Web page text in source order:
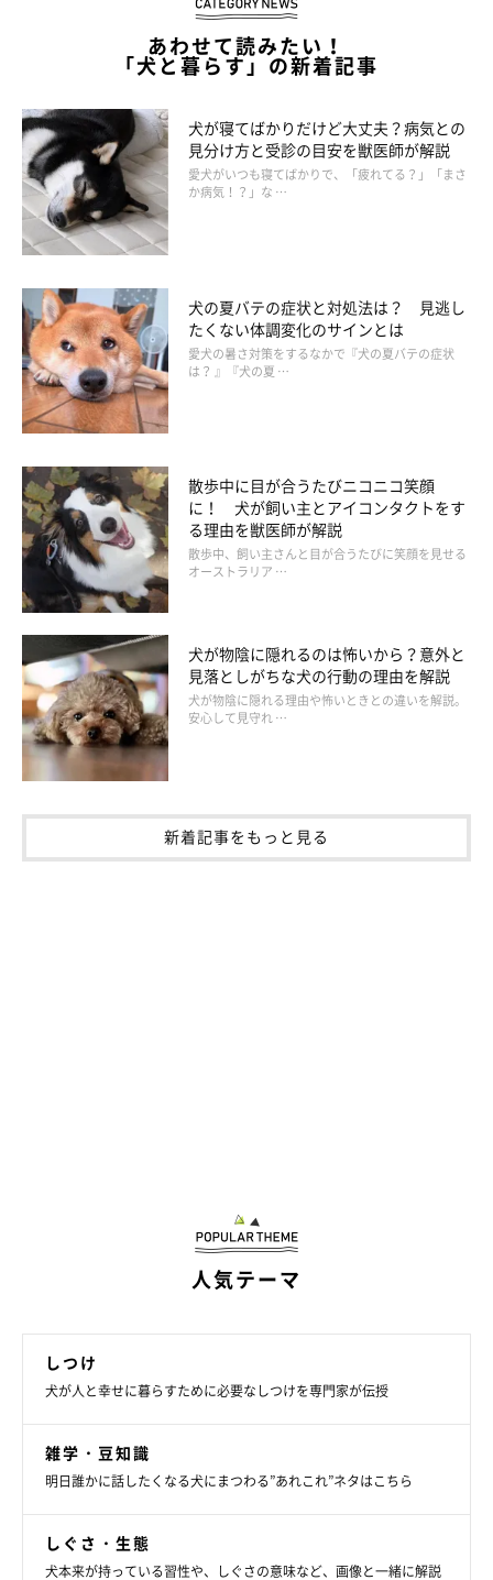
あわせて読みたい！
「犬と暮らす」の新着記事
犬が寝てばかりだけど大丈夫？病気との
見分け方と受診の目安を獣医師が解説
愛犬がいつも寝てばかりで、「疲れてる？」「まさ
か病気！？」な …
犬の夏バテの症状と対処法は？ 見逃し
たくない体調変化のサインとは
愛犬の暑さ対策をするなかで『犬の夏バテの症状
は？ 』『犬の夏 …
散歩中に目が合うたびニコニコ笑顔
に！ 犬が飼い主とアイコンタクトをす
る理由を獣医師が解説
散歩中、飼い主さんと目が合うたびに笑顔を見せる
オーストラリア …
犬が物陰に隠れるのは怖いから？意外と
見落としがちな犬の行動の理由を解説
犬が物陰に隠れる理由や怖いときとの違いを解説。
安心して見守れ …
新着記事をもっと見る
人気テーマ
しつけ
犬が人と幸せに暮らすために必要なしつけを専門家が伝授
雑学・豆知識
明日誰かに話したくなる犬にまつわる”あれこれ”ネタはこちら
しぐさ・生態
犬本来が持っている習性や、しぐさの意味など、画像と一緒に解説